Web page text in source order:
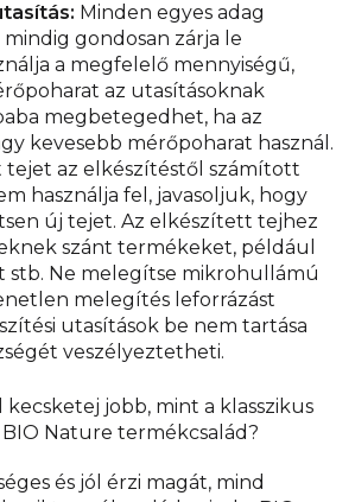
Minden egyes adag
gondosan zárja le
a megfelelő mennyiségű,
az utasításoknak
megbetegedhet, ha az
kevesebb mérőpoharat használ.
tejet az elkészítéstől számított
használja fel, javasoljuk, hogy
új tejet. Az elkészített tejhez
szánt termékeket, például
Ne melegítse mikrohullámú
melegítés leforrázást
utasítások be nem tartása
veszélyeztetheti.
kecsketej jobb, mint a klasszikus
Nature termékcsalád?
és jól érzi magát, mind